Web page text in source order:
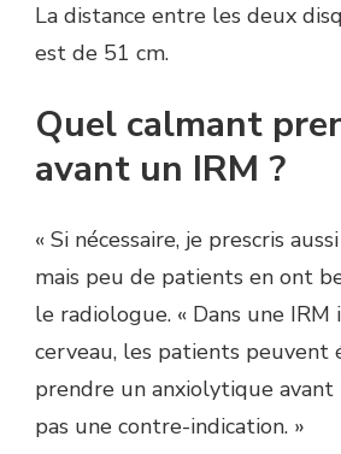
La distance entre les deux
est de 51 cm.
Quel calmant
avant un IRM ?
« Si nécessaire, je prescris
mais peu de patients en ont
le radiologue. « Dans une
cerveau, les patients peuvent
prendre un anxiolytique avant
pas une contre-indication. »